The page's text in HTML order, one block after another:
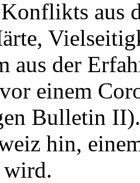
aus
aus der
einem
Bulletin
hin,
wird.